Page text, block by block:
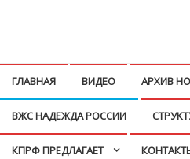
ГЛАВНАЯ ВИДЕО АРХИВ
ВЖС НАДЕЖДА РОССИИ
КПРФ ПРЕДЛАГАЕТ